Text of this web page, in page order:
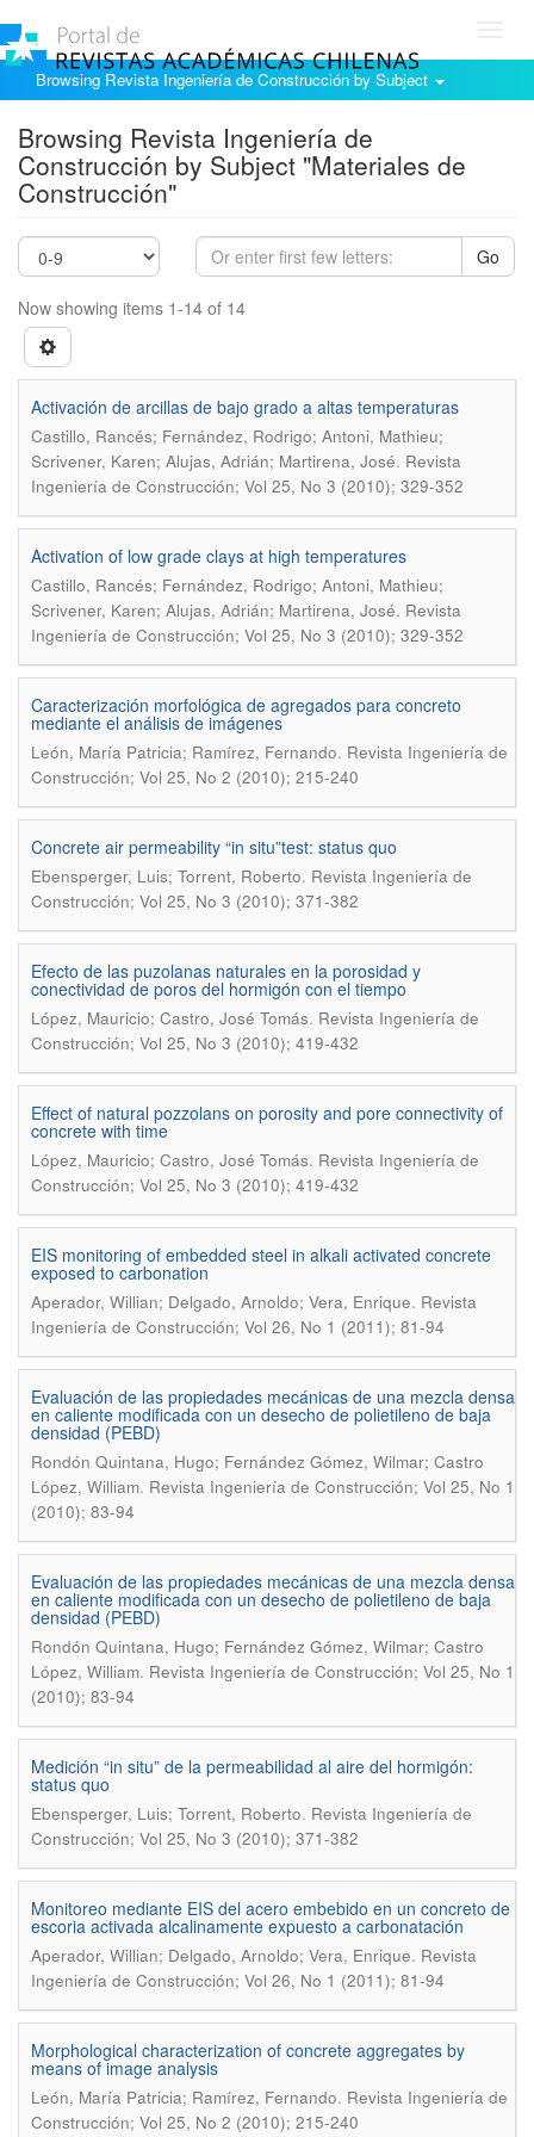
Browsing Revista Ingeniería de Construcción by Subject
Browsing Revista Ingeniería de
Construcción by Subject "Materiales de
Construcción"
Go
Now showing items 1-14 of 14
Activación de arcillas de bajo grado a altas temperaturas
Castillo, Rancés; Fernández, Rodrigo; Antoni, Mathieu;
Scrivener, Karen; Alujas, Adrián; Martirena, José. Revista
Ingeniería de Construcción; Vol 25, No 3 (2010); 329-352
Activation of low grade clays at high temperatures
Castillo, Rancés; Fernández, Rodrigo; Antoni, Mathieu;
Scrivener, Karen; Alujas, Adrián; Martirena, José. Revista
Ingeniería de Construcción; Vol 25, No 3 (2010); 329-352
Caracterización morfológica de agregados para concreto
mediante el análisis de imágenes
León, María Patricia; Ramírez, Fernando. Revista Ingeniería de
Construcción; Vol 25, No 2 (2010); 215-240
Concrete air permeability “in situ”test: status quo
Ebensperger, Luis; Torrent, Roberto. Revista Ingeniería de
Construcción; Vol 25, No 3 (2010); 371-382
Efecto de las puzolanas naturales en la porosidad y
conectividad de poros del hormigón con el tiempo
López, Mauricio; Castro, José Tomás. Revista Ingeniería de
Construcción; Vol 25, No 3 (2010); 419-432
Effect of natural pozzolans on porosity and pore connectivity of
concrete with time
López, Mauricio; Castro, José Tomás. Revista Ingeniería de
Construcción; Vol 25, No 3 (2010); 419-432
EIS monitoring of embedded steel in alkali activated concrete
exposed to carbonation
Aperador, Willian; Delgado, Arnoldo; Vera, Enrique. Revista
Ingeniería de Construcción; Vol 26, No 1 (2011); 81-94
Evaluación de las propiedades mecánicas de una mezcla densa
en caliente modificada con un desecho de polietileno de baja
densidad (PEBD)
Rondón Quintana, Hugo; Fernández Gómez, Wilmar; Castro
López, William. Revista Ingeniería de Construcción; Vol 25, No 1
(2010); 83-94
Evaluación de las propiedades mecánicas de una mezcla densa
en caliente modificada con un desecho de polietileno de baja
densidad (PEBD)
Rondón Quintana, Hugo; Fernández Gómez, Wilmar; Castro
López, William. Revista Ingeniería de Construcción; Vol 25, No 1
(2010); 83-94
Medición “in situ” de la permeabilidad al aire del hormigón:
status quo
Ebensperger, Luis; Torrent, Roberto. Revista Ingeniería de
Construcción; Vol 25, No 3 (2010); 371-382
Monitoreo mediante EIS del acero embebido en un concreto de
escoria activada alcalinamente expuesto a carbonatación
Aperador, Willian; Delgado, Arnoldo; Vera, Enrique. Revista
Ingeniería de Construcción; Vol 26, No 1 (2011); 81-94
Morphological characterization of concrete aggregates by
means of image analysis
León, María Patricia; Ramírez, Fernando. Revista Ingeniería de
Construcción; Vol 25, No 2 (2010); 215-240